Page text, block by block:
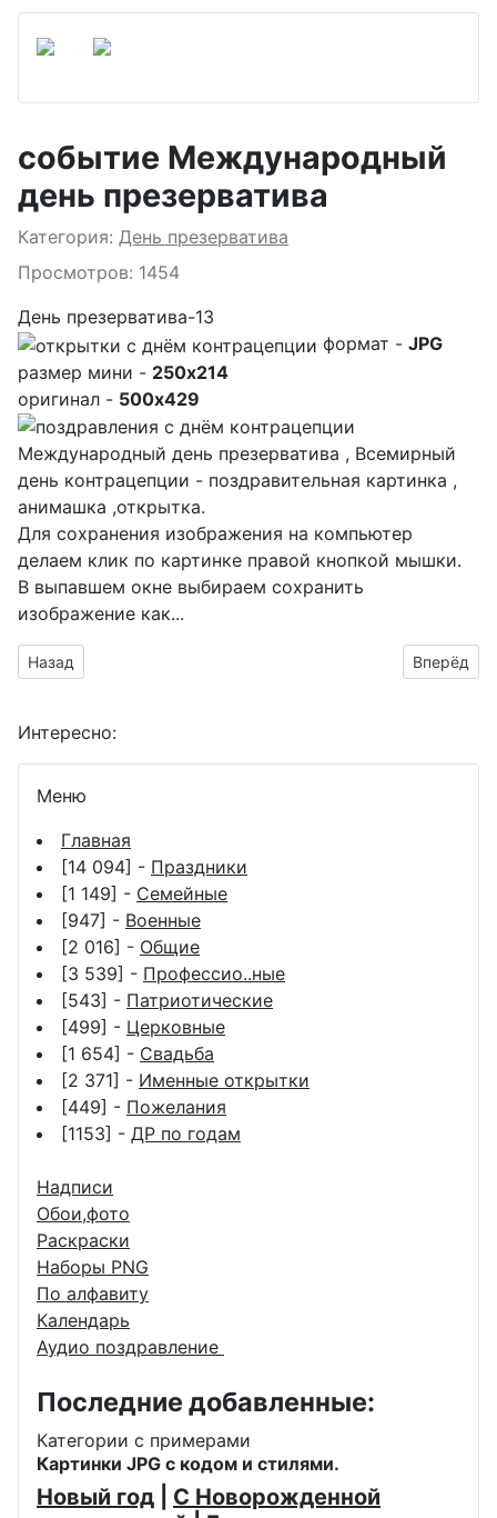
событие Международный
день презерватива
Подробности
Категория: День презерватива
Просмотров: 1454
День презерватива-13
формат - JPG
размер мини - 250x214
оригинал - 500x429
Международный день презерватива , Всемирный
день контрацепции - поздравительная картинка ,
анимашка ,открытка.
Для сохранения изображения на компьютер
делаем клик по картинке правой кнопкой мышки.
В выпавшем окне выбираем сохранить
изображение как...
Предыдущий материал: праздник репродуктивного
Назад Вперёд
Интересно:
Меню
Главная
[14 094] - Праздники
[1 149] - Семейные
[947] - Военные
[2 016] - Общие
[3 539] - Профессио..ные
[543] - Патриотические
[499] - Церковные
[1 654] - Свадьба
[2 371] - Именные открытки
[449] - Пожелания
[1153] - ДР по годам
Надписи
Обои,фото
Раскраски
Наборы PNG
По алфавиту
Календарь
Аудио поздравление
Последние добавленные:
Категории с примерами
Картинки JPG с кодом и стилями.
Новый год
С Новорожденной